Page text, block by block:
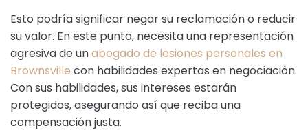
Esto podría significar negar su reclamación o reducir
su valor. En este punto, necesita una representación
agresiva de unabogado de lesiones personales en
Brownsville con habilidades expertas en negociación.
Con sus habilidades, sus intereses estarán
protegidos, asegurando así que reciba una
compensación justa.